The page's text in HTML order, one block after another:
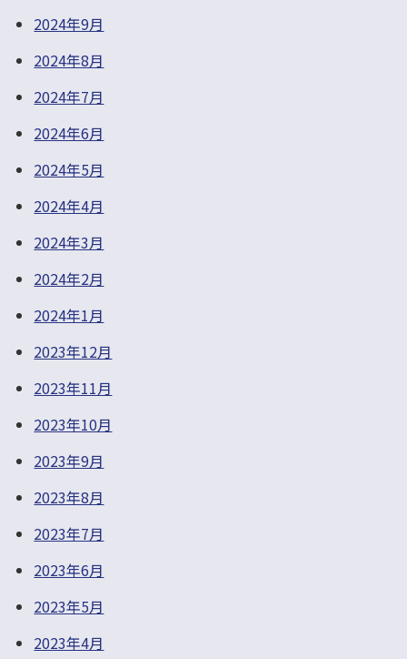
2024年9月
2024年8月
2024年7月
2024年6月
2024年5月
2024年4月
2024年3月
2024年2月
2024年1月
2023年12月
2023年11月
2023年10月
2023年9月
2023年8月
2023年7月
2023年6月
2023年5月
2023年4月